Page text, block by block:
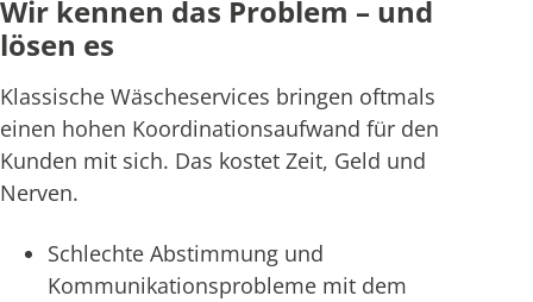
Wir kennen das Problem – und
lösen es
Klassische Wäscheservices bringen oftmals
einen hohen Koordinationsaufwand für den
Kunden mit sich. Das kostet Zeit, Geld und
Nerven.
Schlechte Abstimmung und
Kommunikationsprobleme mit dem